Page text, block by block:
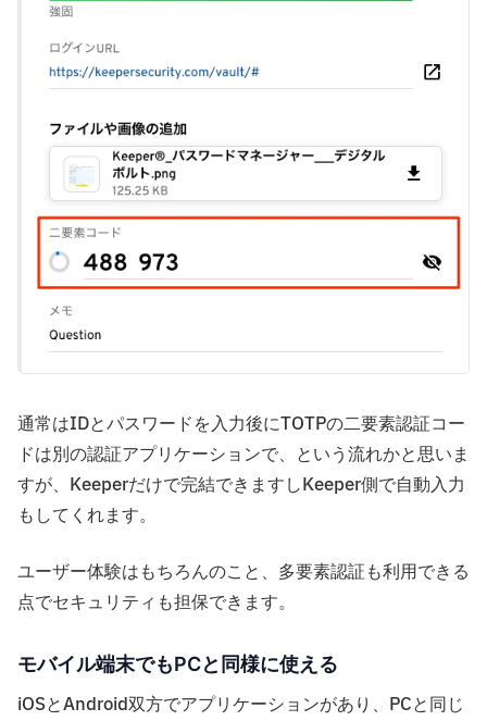
通常はIDとパスワードを入力後にTOTPの二要素認証コー
ドは別の認証アプリケーションで、という流れかと思いま
すが、Keeperだけで完結できますしKeeper側で自動入力
もしてくれます。
ユーザー体験はもちろんのこと、多要素認証も利用できる
点でセキュリティも担保できます。
モバイル端末でもPCと同様に使える
iOSとAndroid双方でアプリケーションがあり、PCと同じ